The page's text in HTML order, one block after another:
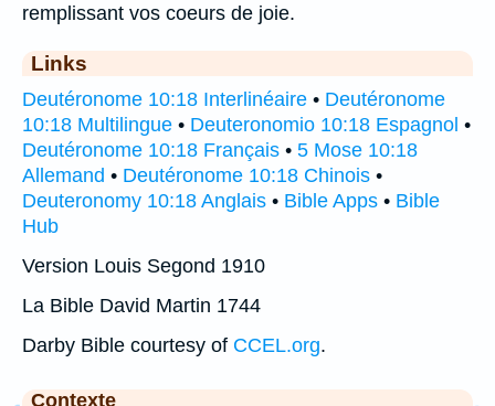
remplissant vos coeurs de joie.
Links
Deutéronome 10:18 Interlinéaire • Deutéronome
10:18 Multilingue • Deuteronomio 10:18 Espagnol •
Deutéronome 10:18 Français • 5 Mose 10:18
Allemand • Deutéronome 10:18 Chinois •
Deuteronomy 10:18 Anglais • Bible Apps • Bible
Hub
Version Louis Segond 1910
La Bible David Martin 1744
Darby Bible courtesy of CCEL.org.
Contexte